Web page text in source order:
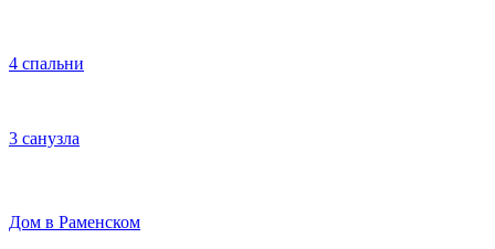
4 спальни
3 санузла
Дом в Раменском